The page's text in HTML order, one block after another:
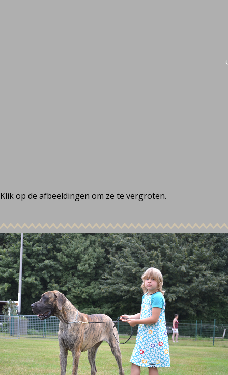
Klik op de afbeeldingen om ze te vergroten.